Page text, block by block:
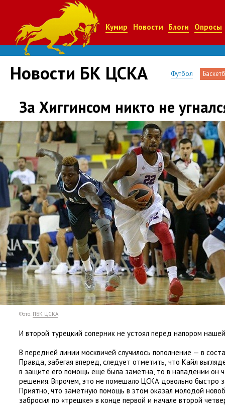
Кумир Новости Блоги Опросы
Новости БК ЦСКА Футбол
За Хиггинсом никто не
Фото: ПБК ЦСКА
И второй турецкий соперник не устоял перед напором
В передней линии москвичей случилось пополнение — в
Правда, забегая вперед, следует отметить, что Кайл
в защите его помощь еще была заметна, то в нападении он
решения. Впрочем, это не помешало ЦСКА довольно быстро
Приятно, что заметную помощь в этом оказал молодой
забросил по «трешке» в конце первой и начале второй